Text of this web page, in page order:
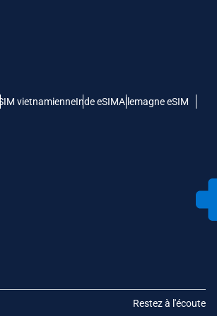
vietnamienneInde eSIMAllemagne eSIM
Restez à l'écoute